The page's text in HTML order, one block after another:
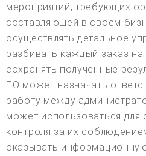
мероприятий, требующих
составляющей в своем
осуществлять детальное
разбивать каждый заказ на
сохранять полученные
ПО может назначать
работу между
может использоваться для
контроля за их
оказывать